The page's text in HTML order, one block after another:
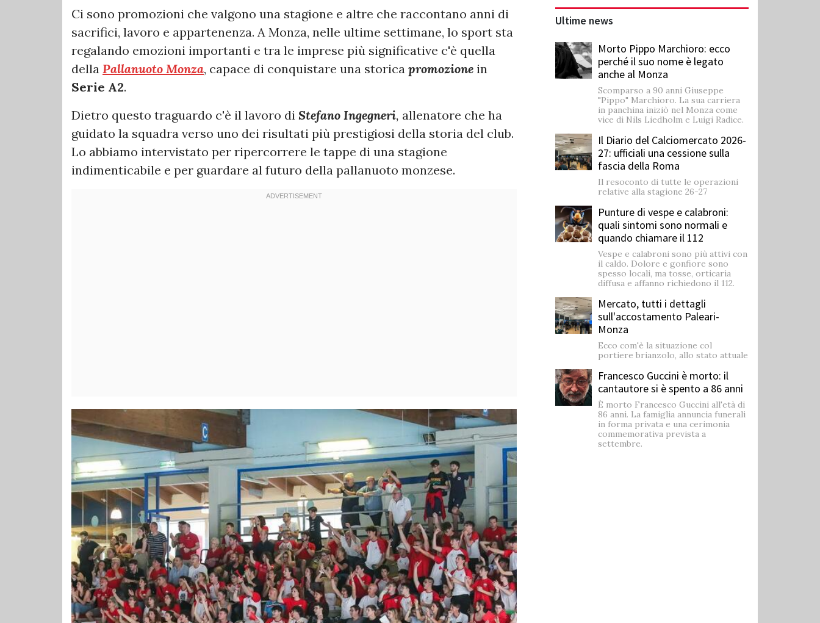
Ci sono promozioni che valgono una stagione e altre che raccontano anni di
sacrifici, lavoro e appartenenza. A Monza, nelle ultime settimane, lo sport sta
regalando emozioni importanti e tra le imprese più significative c'è quella
della Pallanuoto Monza, capace di conquistare una storica promozione in
Serie A2.
Dietro questo traguardo c'è il lavoro di Stefano Ingegneri, allenatore che ha
guidato la squadra verso uno dei risultati più prestigiosi della storia del club.
Lo abbiamo intervistato per ripercorrere le tappe di una stagione
indimenticabile e per guardare al futuro della pallanuoto monzese.
Ultime news
Morto Pippo Marchioro: ecco
perché il suo nome è legato
anche al Monza
Scomparso a 90 anni Giuseppe
"Pippo" Marchioro. La sua carriera
in panchina iniziò nel Monza come
vice di Nils Liedholm e Luigi Radice.
Il Diario del Calciomercato 2026-
27: ufficiali una cessione sulla
fascia della Roma
Il resoconto di tutte le operazioni
relative alla stagione 26-27
Punture di vespe e calabroni:
quali sintomi sono normali e
quando chiamare il 112
Vespe e calabroni sono più attivi con
il caldo. Dolore e gonfiore sono
spesso locali, ma tosse, orticaria
diffusa e affanno richiedono il 112.
Mercato, tutti i dettagli
sull'accostamento Paleari-
Monza
Ecco com'è la situazione col
portiere brianzolo, allo stato attuale
Francesco Guccini è morto: il
cantautore si è spento a 86 anni
È morto Francesco Guccini all'età di
86 anni. La famiglia annuncia funerali
in forma privata e una cerimonia
commemorativa prevista a
settembre.